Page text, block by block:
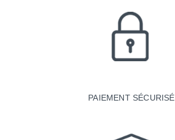
PAIEMENT SÉCURISÉ